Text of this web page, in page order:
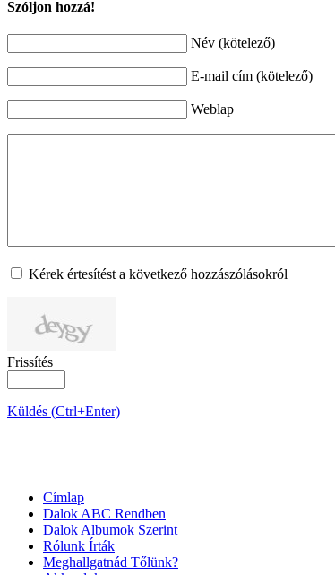
Szóljon hozzá!
Név (kötelező)
E-mail cím (kötelező)
Weblap
Kérek értesítést a következő hozzászólásokról
Frissítés
Küldés (Ctrl+Enter)
Címlap
Dalok ABC Rendben
Dalok Albumok Szerint
Rólunk Írták
Meghallgatnád Tőlünk?